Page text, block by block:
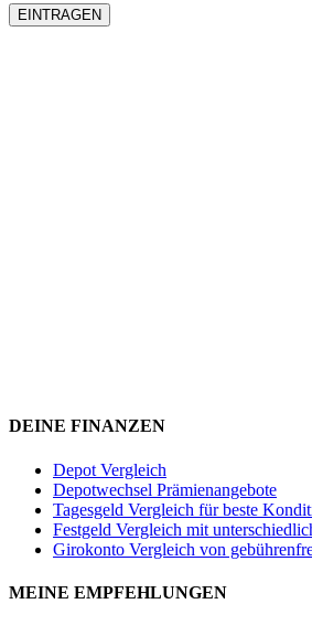
DEINE FINANZEN
Depot Vergleich
Depotwechsel Prämienangebote
Tagesgeld Vergleich für beste
Festgeld Vergleich mit
Girokonto Vergleich von
MEINE EMPFEHLUNGEN